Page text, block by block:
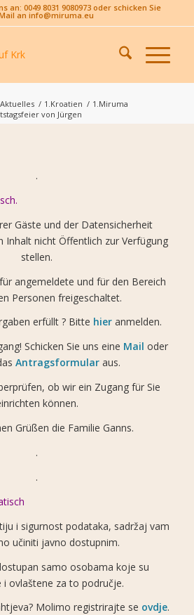
an: 0049 8031 9080973 oder schicken Sie
an info@miruma.eu
Aktuelles / 1.Kroatien / 1.Miruma
von Jürgen
.
Gäste und der Datensicherheit
Inhalt nicht Öffentlich zur Verfügung
stellen.
angemeldete und für den Bereich
Personen freigeschaltet.
erfüllt ? Bitte hieranmelden.
Schicken Sie uns eine Mail oder
Antragsformular aus.
ob wir ein Zugang für Sie
können.
Grüßen die Familie Ganns.
.
.
i sigurnost podataka, sadržaj vam
učiniti javno dostupnim.
samo osobama koje su
i ovlaštene za to područje.
Molimo registrirajte se ovdje.